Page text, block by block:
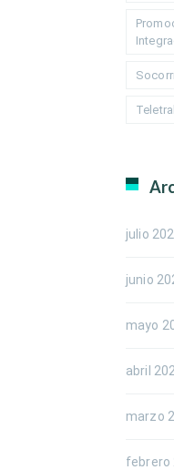
julio
junio
mayo
abril
marzo
febrero